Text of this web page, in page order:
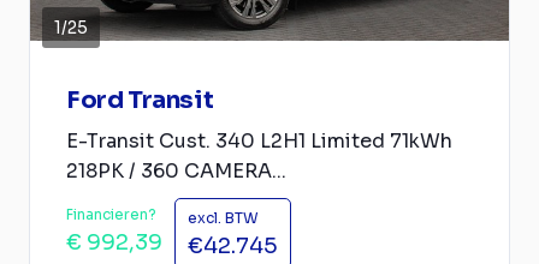
1/25
Ford Transit
E-Transit Cust. 340 L2H1 Limited 71kWh
218PK / 360 CAMERA...
Financieren?
€ 992,39
excl. BTW
€42.745